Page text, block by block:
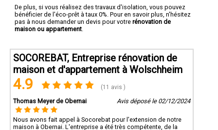
De plus, si vous réalisez des travaux d'isolation, vous pouvez
bénéficier de l'éco-prêt à taux 0%. Pour en savoir plus, n'hésitez
pas à nous demander un devis pour votre rénovation de
maison ou appartement
SOCOREBAT, Entreprise rénovation de
maison et d'appartement à Wolschheim
4.9 (11 avis )
Thomas Meyer de Obernai Avis déposé le 02/12/2024
Nous avons fait appel à Socorebat pour l'extension de notre
maison à Obernai. L'entreprise a été très compétente, de la